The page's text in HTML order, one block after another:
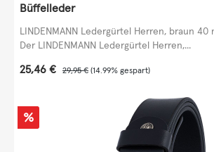
Büffelleder
LINDENMANN Ledergürtel Herren, braun
Der LINDENMANN Ledergürtel Herren,...
Verkaufspreis:
25,46 € Regulärer Preis:
29,95 € (14.99% gespart)
Rabatt
%